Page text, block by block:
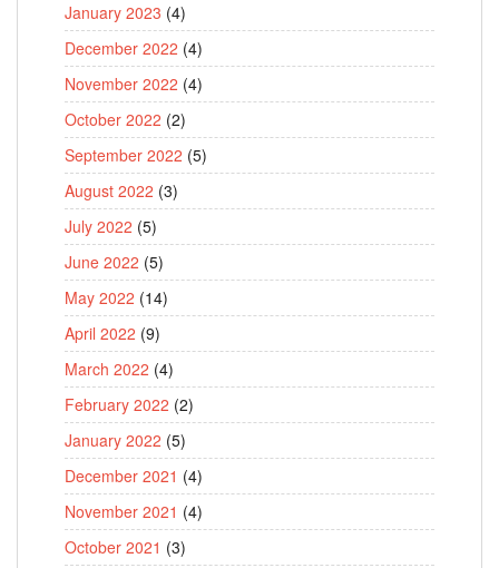
January 2023 (4)
December 2022 (4)
November 2022 (4)
October 2022 (2)
September 2022 (5)
August 2022 (3)
July 2022 (5)
June 2022 (5)
May 2022 (14)
April 2022 (9)
March 2022 (4)
February 2022 (2)
January 2022 (5)
December 2021 (4)
November 2021 (4)
October 2021 (3)